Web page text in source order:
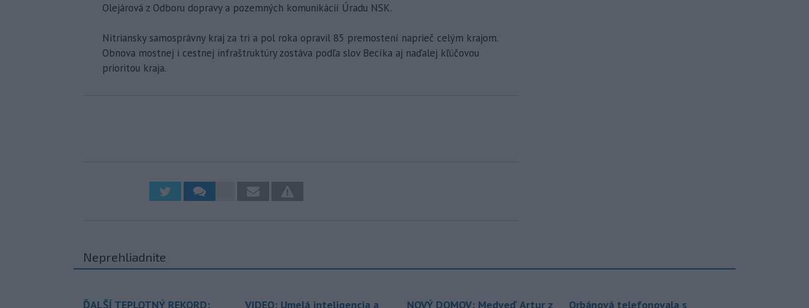
Olejárová z Odboru dopravy a pozemných komunikácií Úradu NSK.
Nitriansky samosprávny kraj za tri a pol roka opravil 85 premostení naprieč celým krajom.
Obnova mostnej i cestnej infraštruktúry zostáva podľa slov Becíka aj naďalej kľúčovou
prioritou kraja.
Neprehliadnite
ĎALŠÍ TEPLOTNÝ REKORD:
VIDEO: Umelá inteligencia a
NOVÝ DOMOV: Medveď Artur z
Orbánová telefonovala s